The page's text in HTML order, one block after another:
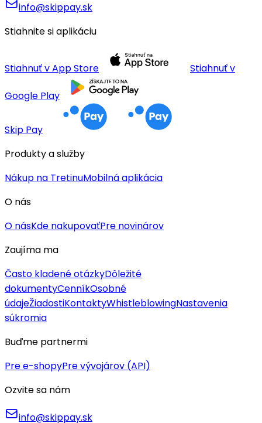
info@skippay.sk
Stiahnite si aplikáciu
Stiahnuť v App Store Stiahnuť v
Google Play
Skip Pay
Produkty a služby
Nákup na TretinuMobilná aplikácia
O nás
O násKde nakupovaťPre novinárov
Zaujíma ma
Často kladené otázkyDôležité
dokumentyCenníkOsobné
údajeŽiadostiKontaktyWhistleblowingNastavenia
súkromia
Buďme partnermi
Pre e-shopyPre vývojárov (API)
Ozvite sa nám
info@skippay.sk